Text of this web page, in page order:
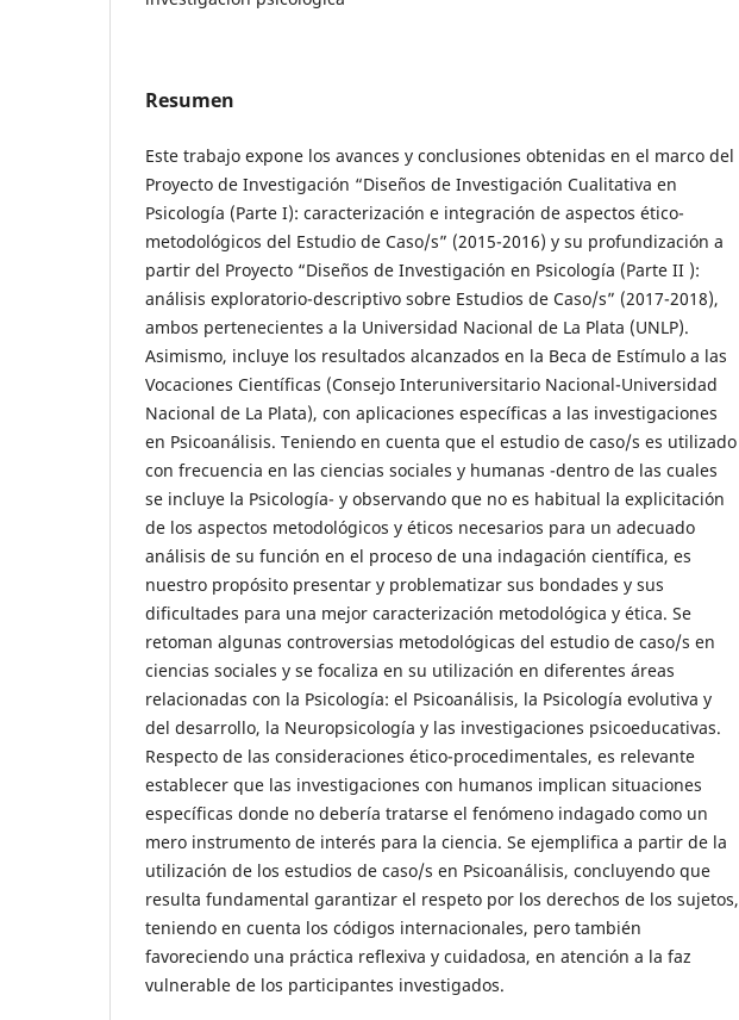
Resumen
Este trabajo expone los avances y conclusiones obtenidas en el marco del
Proyecto de Investigación “Diseños de Investigación Cualitativa en
Psicología (Parte I): caracterización e integración de aspectos ético-
metodológicos del Estudio de Caso/s” (2015-2016) y su profundización a
partir del Proyecto “Diseños de Investigación en Psicología (Parte II ):
análisis exploratorio-descriptivo sobre Estudios de Caso/s” (2017-2018),
ambos pertenecientes a la Universidad Nacional de La Plata (UNLP).
Asimismo, incluye los resultados alcanzados en la Beca de Estímulo a las
Vocaciones Científicas (Consejo Interuniversitario Nacional-Universidad
Nacional de La Plata), con aplicaciones específicas a las investigaciones
en Psicoanálisis. Teniendo en cuenta que el estudio de caso/s es utilizado
con frecuencia en las ciencias sociales y humanas -dentro de las cuales
se incluye la Psicología- y observando que no es habitual la explicitación
de los aspectos metodológicos y éticos necesarios para un adecuado
análisis de su función en el proceso de una indagación científica, es
nuestro propósito presentar y problematizar sus bondades y sus
dificultades para una mejor caracterización metodológica y ética. Se
retoman algunas controversias metodológicas del estudio de caso/s en
ciencias sociales y se focaliza en su utilización en diferentes áreas
relacionadas con la Psicología: el Psicoanálisis, la Psicología evolutiva y
del desarrollo, la Neuropsicología y las investigaciones psicoeducativas.
Respecto de las consideraciones ético-procedimentales, es relevante
establecer que las investigaciones con humanos implican situaciones
específicas donde no debería tratarse el fenómeno indagado como un
mero instrumento de interés para la ciencia. Se ejemplifica a partir de la
utilización de los estudios de caso/s en Psicoanálisis, concluyendo que
resulta fundamental garantizar el respeto por los derechos de los sujetos,
teniendo en cuenta los códigos internacionales, pero también
favoreciendo una práctica reflexiva y cuidadosa, en atención a la faz
vulnerable de los participantes investigados.